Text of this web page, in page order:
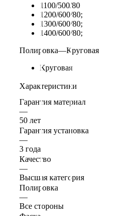
1100/500/80
1200/600/80;
1300/600/80;
1400/600/80;
Полировка—Круговая
Круговая
Характеристики
Гарантия материал
—
50 лет
Гарантия установка
—
3 года
Качество
—
Высшая категория
Полировка
—
Все стороны